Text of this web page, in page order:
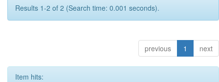
Results 1-2 of 2 (Search time: 0.001 seconds).
previous 1 next
Item hits: